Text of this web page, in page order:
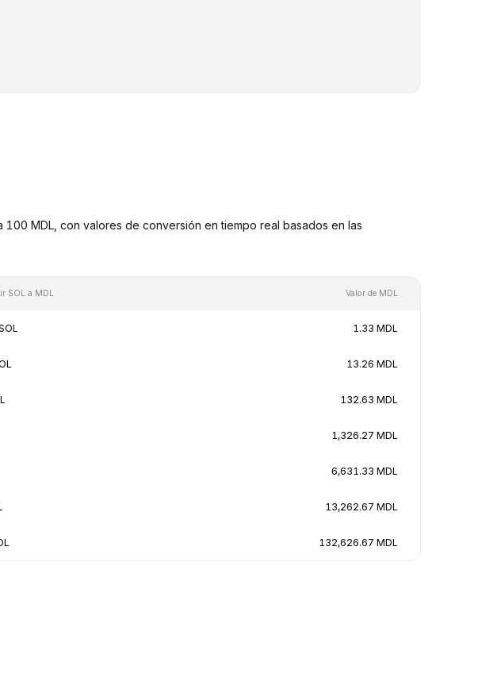
MDL, con valores de conversión en tiempo real basados en las
SOL a MDL Valor de MDL
1.33 MDL
13.26 MDL
132.63 MDL
1,326.27 MDL
6,631.33 MDL
13,262.67 MDL
132,626.67 MDL